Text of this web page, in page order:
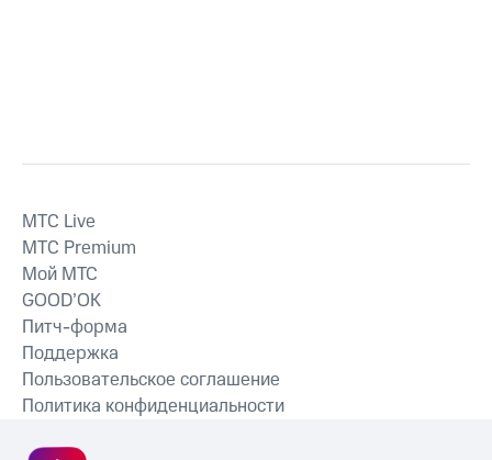
MTС Live
MTС Premium
Мой МТС
GOOD’OK
Питч-форма
Поддержка
Пользовательское соглашение
Политика конфиденциальности